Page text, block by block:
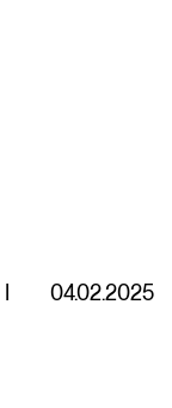
04.02.2025